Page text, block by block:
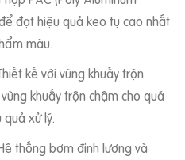
đạt hiệu quả keo tụ cao nhất
màu.
kế với vùng khuấy trộn
khuấy trộn chậm cho quá
xử lý.
thống bơm định lượng và